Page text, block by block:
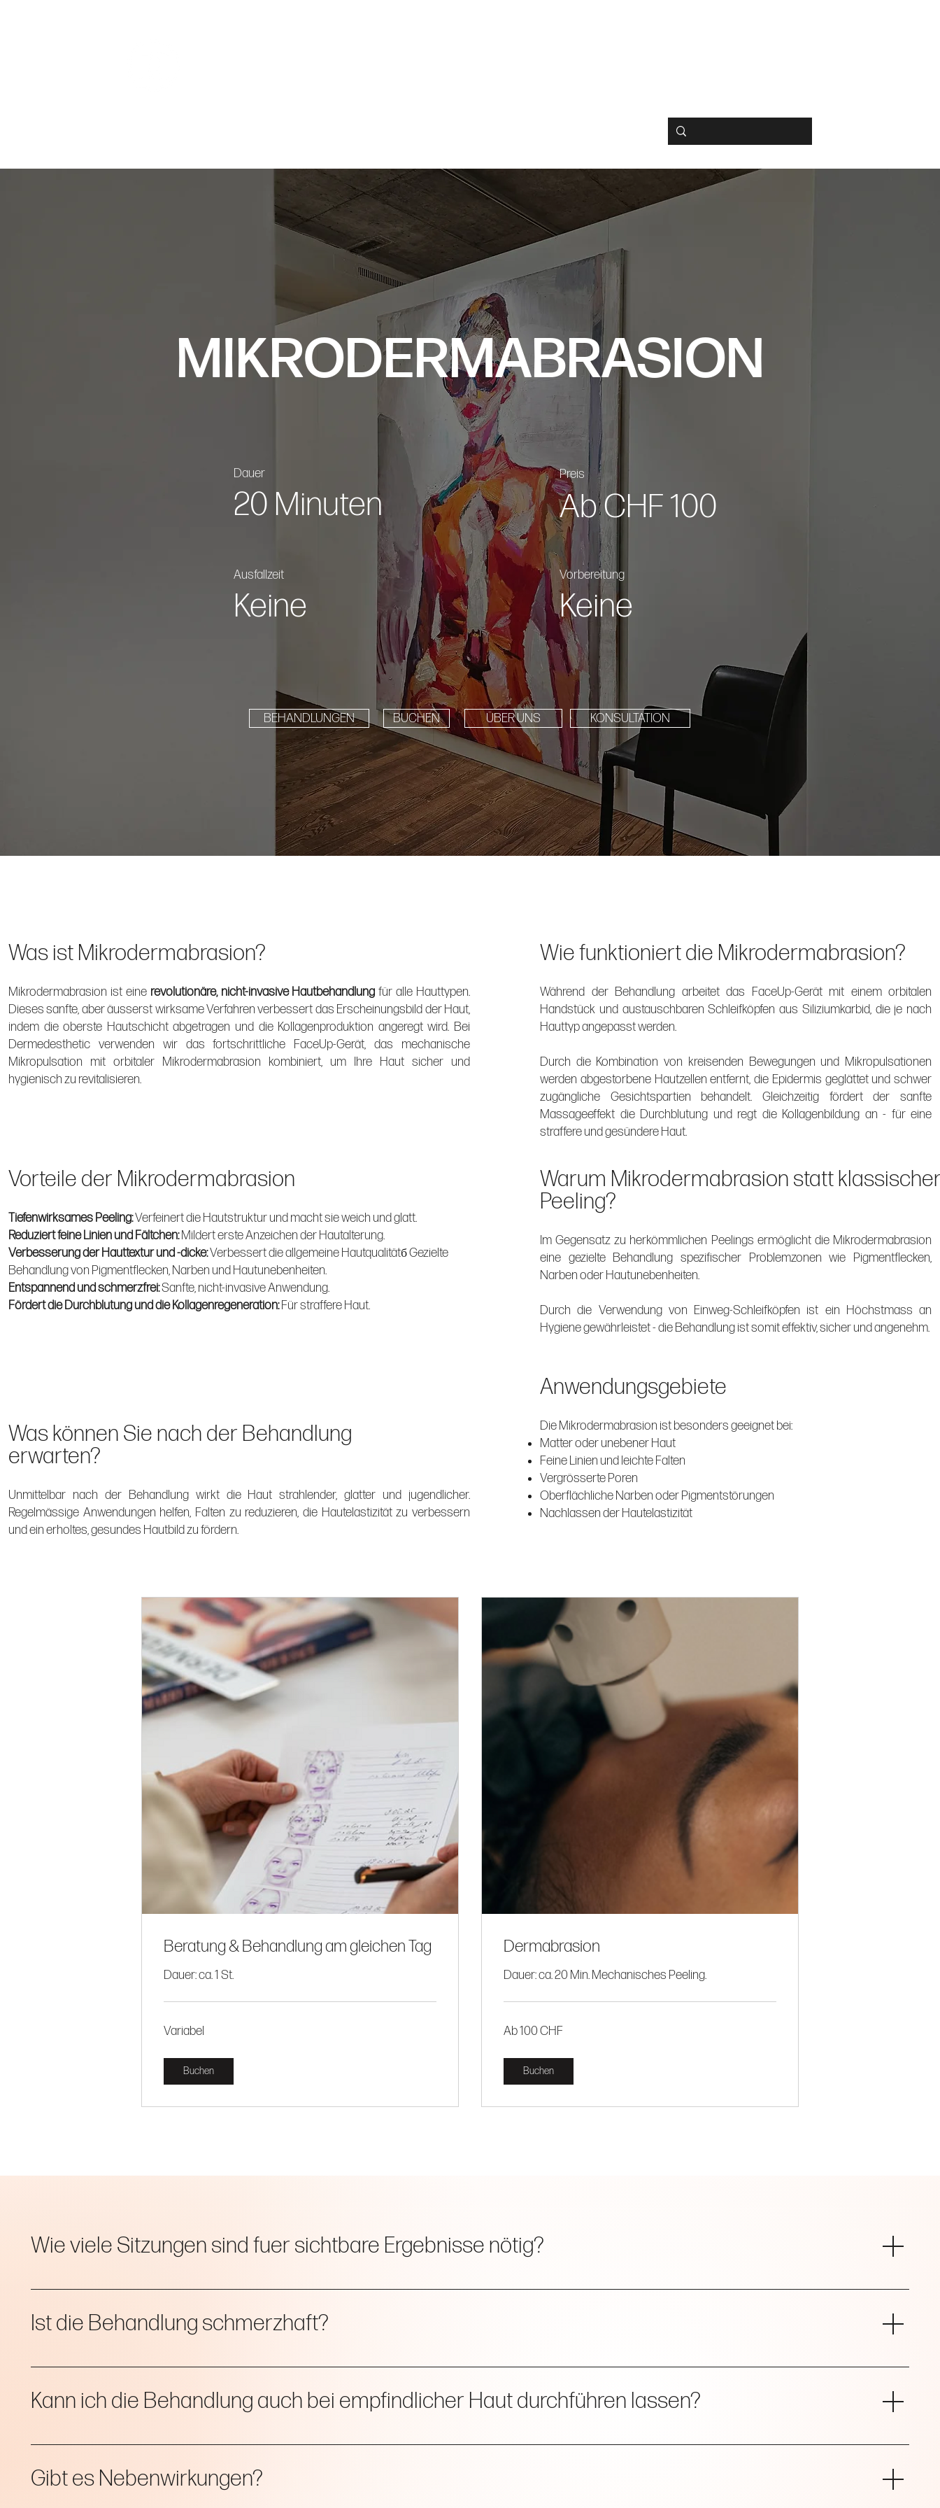
MIKRODERMABRASION
Dauer
20 Minuten
Ausfallzeit
Keine
Preis
Ab CHF 100
Vorbereitung
Keine
BEHANDLUNGEN BUCHEN ÜBER UNS KONSULTATION
Was ist Mikrodermabrasion?
Mikrodermabrasion ist einerevolutionäre, nicht-invasive Hautbehandlungfür alle Hauttypen.
Dieses sanfte, aber äusserst wirksame Verfahren verbessert das Erscheinungsbild der Haut,
indem die oberste Hautschicht abgetragen und die Kollagenproduktion angeregt wird. Bei
Dermedesthetic verwenden wir das fortschrittliche FaceUp-Gerät, das mechanische
Mikropulsation mit orbitaler Mikrodermabrasion kombiniert, um Ihre Haut sicher und
hygienisch zu revitalisieren.
Wie funktioniert die Mikrodermabrasion?
Während der Behandlung arbeitet das FaceUp-Gerät mit einem orbitalen
Handstück und austauschbaren Schleifköpfen aus Siliziumkarbid, die je nach
Hauttyp angepasst werden.
Durch die Kombination von kreisenden Bewegungen und Mikropulsationen
werden abgestorbene Hautzellen entfernt, die Epidermis geglättet und schwer
zugängliche Gesichtspartien behandelt. Gleichzeitig fördert der sanfte
Massageeffekt die Durchblutung und regt die Kollagenbildung an - für eine
straffere und gesündere Haut.
Vorteile der Mikrodermabrasion
Tiefenwirksames Peeling:Verfeinert die Hautstruktur und macht sie weich und glatt.
Reduziert feine Linien und Fältchen:Mildert erste Anzeichen der Hautalterung.
Verbesserung der Hauttextur und -dicke:Verbessert die allgemeine Hautqualitätб Gezielte
Behandlung von Pigmentflecken, Narben und Hautunebenheiten.
Entspannend und schmerzfrei:Sanfte, nicht-invasive Anwendung.
Fördert die Durchblutung und die Kollagenregeneration:Für straffere Haut.
Warum Mikrodermabrasion statt
Peeling?
Im Gegensatz zu herkömmlichen Peelings ermöglicht die Mikrodermabrasion
eine gezielte Behandlung spezifischer Problemzonen wie Pigmentflecken,
Narben oder Hautunebenheiten.
Durch die Verwendung von Einweg-Schleifköpfen ist ein Höchstmass an
Hygiene gewährleistet - die Behandlung ist somit effektiv, sicher und angenehm.
Was können Sie nach der Behandlung
erwarten?
Unmittelbar nach der Behandlung wirkt die Haut strahlender, glatter und jugendlicher.
Regelmässige Anwendungen helfen, Falten zu reduzieren, die Hautelastizität zu verbessern
und ein erholtes, gesundes Hautbild zu fördern.
Anwendungsgebiete
Die Mikrodermabrasion ist besonders geeignet bei:
Matter oder unebener Haut
Feine Linien und leichte Falten
Vergrösserte Poren
Oberflächliche Narben oder Pigmentstörungen
Nachlassen der Hautelastizität
Beratung & Behandlung am gleichen Tag
Dauer: ca. 1 St.
Variabel
Buchen
Dermabrasion
Dauer: ca. 20 Min. Mechanisches Peeling.
100
Ab 100 CHF
Buchen
Wie viele Sitzungen sind fuer sichtbare Ergebnisse nötig?
Die Ergebnisse sind bereits nach der ersten Behandlung sichtbar. Für ein optimales Ergebnis empfehlen wir 4 bis 6 Behandlungen.
Ist die Behandlung schmerzhaft?
Nein, die Behandlung ist sanft, nicht invasiv und schmerzfrei – oft wird sie sogar als entspannend beschrieben.
Kann ich die Behandlung auch bei empfindlicher Haut durchführen lassen?
Ja, das FaceUp-Gerät bietet verschiedene Intensitätsstufen und Schleifköpfe mit unterschiedlichen Körnungen, so dass es auch für empfindliche Haut geeignet ist.
Gibt es Nebenwirkungen?